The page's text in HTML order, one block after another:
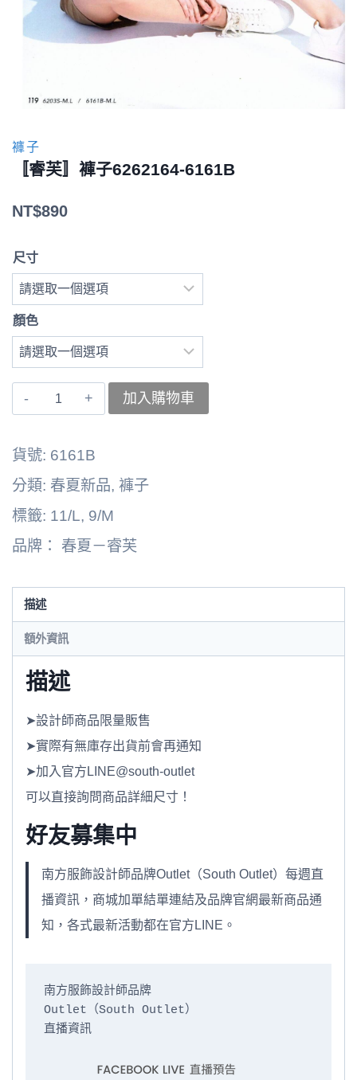
褲子
〚睿芙〛褲子6262164-6161B
NT$890
尺寸
顏色
〚睿
6262164-
6161B
數
加入購物車
貨號: 6161B
分類: 春夏新品, 褲子
標籤: 11/L, 9/M
品牌： 春夏－睿芙
描述
額外資訊
描述
➤設計師商品限量販售
➤實際有無庫存出貨前會再通知
➤加入官方LINE@south-outlet
可以直接詢問商品詳細尺寸！
好友募集中
南方服飾設計師品牌Outlet（South Outlet）每週直
播資訊，商城加單結單連結及品牌官網最新商品通
知，各式最新活動都在官方LINE。
南方服飾設計師品牌
Outlet（South Outlet）
直播資訊